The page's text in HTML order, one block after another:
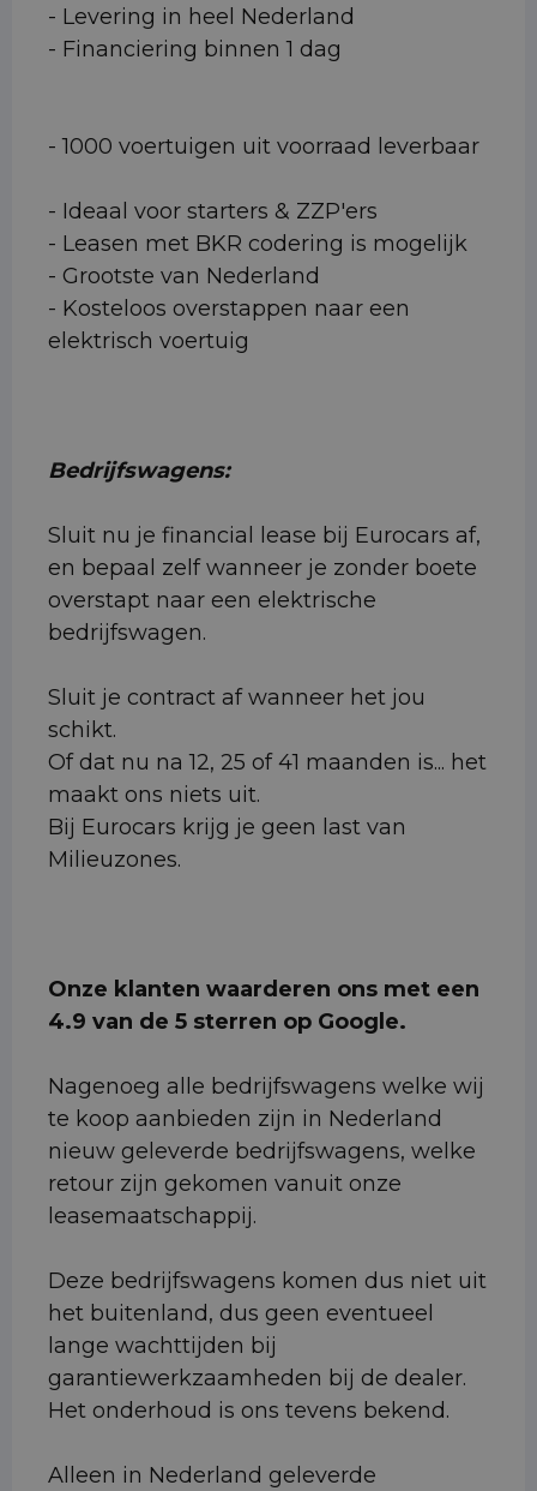
- Levering in heel Nederland
- Financiering binnen 1 dag
- 1000 voertuigen uit voorraad leverbaar
- Ideaal voor starters & ZZP'ers
- Leasen met BKR codering is mogelijk
- Grootste van Nederland
- Kosteloos overstappen naar een
elektrisch voertuig
Bedrijfswagens:
Sluit nu je financial lease bij Eurocars af,
en bepaal zelf wanneer je zonder boete
overstapt naar een elektrische
bedrijfswagen.
Sluit je contract af wanneer het jou
schikt.
Of dat nu na 12, 25 of 41 maanden is... het
maakt ons niets uit.
Bij Eurocars krijg je geen last van
Milieuzones.
Onze klanten waarderen ons met een
4.9 van de 5 sterren op Google.
Nagenoeg alle bedrijfswagens welke wij
te koop aanbieden zijn in Nederland
nieuw geleverde bedrijfswagens, welke
retour zijn gekomen vanuit onze
leasemaatschappij.
Deze bedrijfswagens komen dus niet uit
het buitenland, dus geen eventueel
lange wachttijden bij
garantiewerkzaamheden bij de dealer.
Het onderhoud is ons tevens bekend.
Alleen in Nederland geleverde